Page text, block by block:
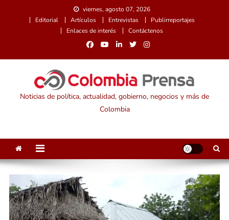
viernes, agosto 07, 2026
Editorial
Artículos Entrevistas
Publirreportajes
Enlaces de interés
Contáctenos
Noticias de política, actualidad, gobierno, negocios y más de
Colombia